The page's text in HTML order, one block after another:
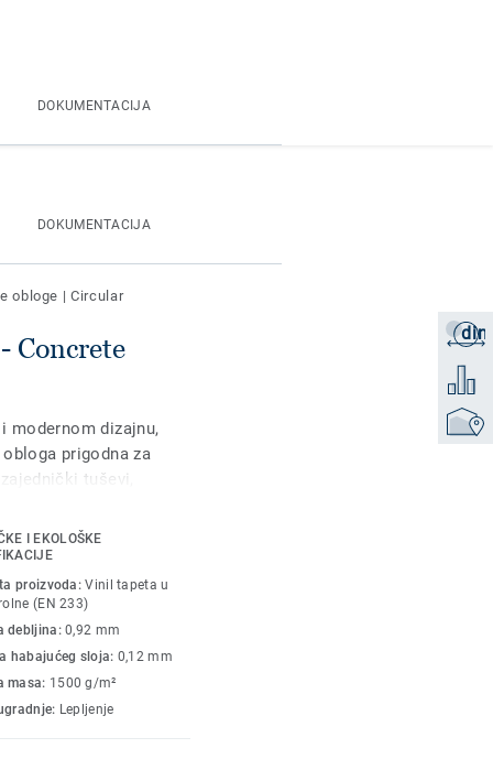
DOKUMENTACIJA
din
Zatraži
Dodati
DOKUMENTACIJA
obloge |Circular
Concrete
modernom dizajnu,
prigodna za
tuševi,
i otporna na
rešenja za
podove i
I EKOLOŠKE
proizvoda:Vinil tapeta u
(EN 233)
debljina:0,92 mm
habajućeg sloja: 0,12 mm
masa: 1500 g/m²
Lepljenje